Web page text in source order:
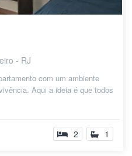
- RJ
com um ambiente
Aqui a ideia é que todos
2 1